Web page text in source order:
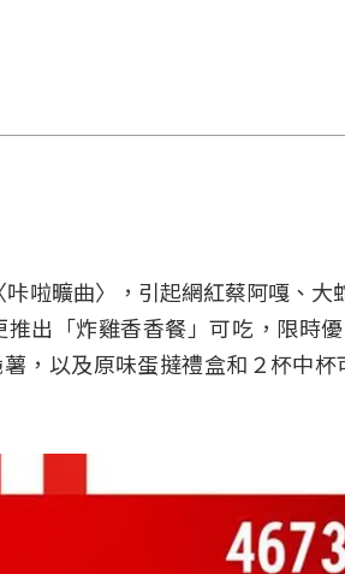
啦曠曲〉，引起網紅蔡阿嘎、大
出「炸雞香香餐」可吃，限時
，以及原味蛋撻禮盒和２杯中